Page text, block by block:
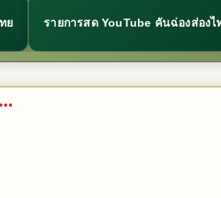
ย รายการสด YouTube คันฉ่องส่องไ